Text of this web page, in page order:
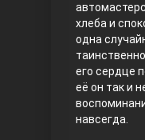
хлеба и
одна
его сердце
её он так и
навсегда.